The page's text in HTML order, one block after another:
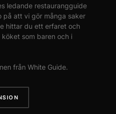
ledande restaurangguide
på att vi gör många saker
hittar du ett erfaret och
som baren och i
från White Guide.